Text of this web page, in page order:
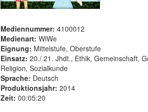
Mediennummer: 4100012
Medienart: WiWe
Eignung: Mittelstufe, Oberstufe
Einsatz: 20./ 21. Jhdt., Ethik, Gemeinschaft,
Religion, Sozialkunde
Sprache: Deutsch
Produktionsjahr: 2014
Zeit: 00:05:20